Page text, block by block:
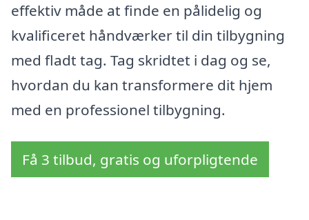
effektiv måde at finde en pålidelig og
kvalificeret håndværker til din tilbygning
med fladt tag. Tag skridtet i dag og se,
hvordan du kan transformere dit hjem
med en professionel tilbygning.
Få 3 tilbud, gratis og uforpligtende